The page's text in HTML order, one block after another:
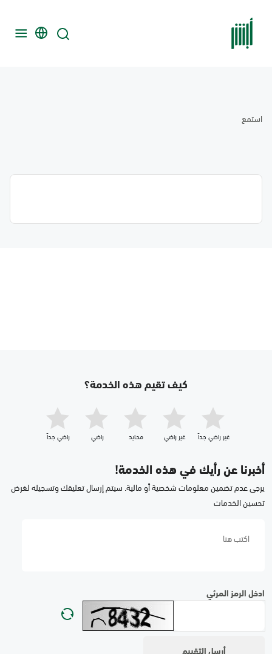
استمع
كيف تقيم هذه الخدمة؟
غير راضي جداّ غير راضي محايد راضي راضي جداّ
أخبرنا عن رأيك في هذه الخدمة!
يرجى عدم تضمين معلومات شخصية أو مالية. سيتم إرسال تعليقك وتسجيله لغرض
تحسين الخدمات
ادخل الرمز المرئي